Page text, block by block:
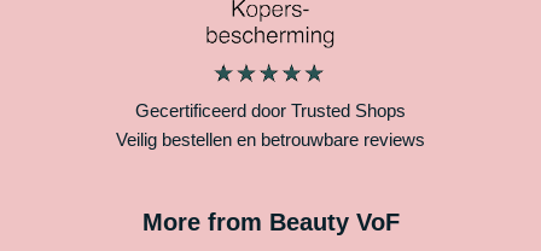
Gecertificeerd door Trusted Shops
Veilig bestellen en betrouwbare reviews
More from Beauty VoF